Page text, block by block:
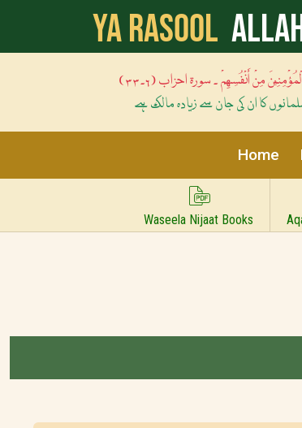
Ya Rasool
مِنْ أَنْفُسِهِمْ ۔ سورۃ احزاب (۶۔۳۳)
کا ان کی جان سے زیادہ مالک ہے
Home
Waseela Nijaat Books